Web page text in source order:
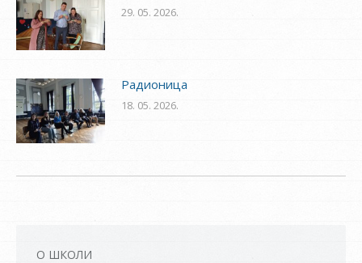
29. 05. 2026.
Радионица
18. 05. 2026.
О ШКОЛИ